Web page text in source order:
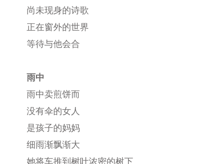
尚未现身的诗歌
正在窗外的世界
等待与他会合
雨中
雨中卖煎饼而
没有伞的女人
是孩子的妈妈
细雨渐飘渐大
她将车推到树叶浓密的树下